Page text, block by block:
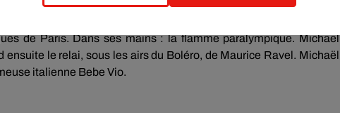
de Paris. Dans ses mains : la flamme paralympique. Michaël
le relai, sous les airs du Boléro, de Maurice Ravel. Michaël
italienne Bebe Vio.